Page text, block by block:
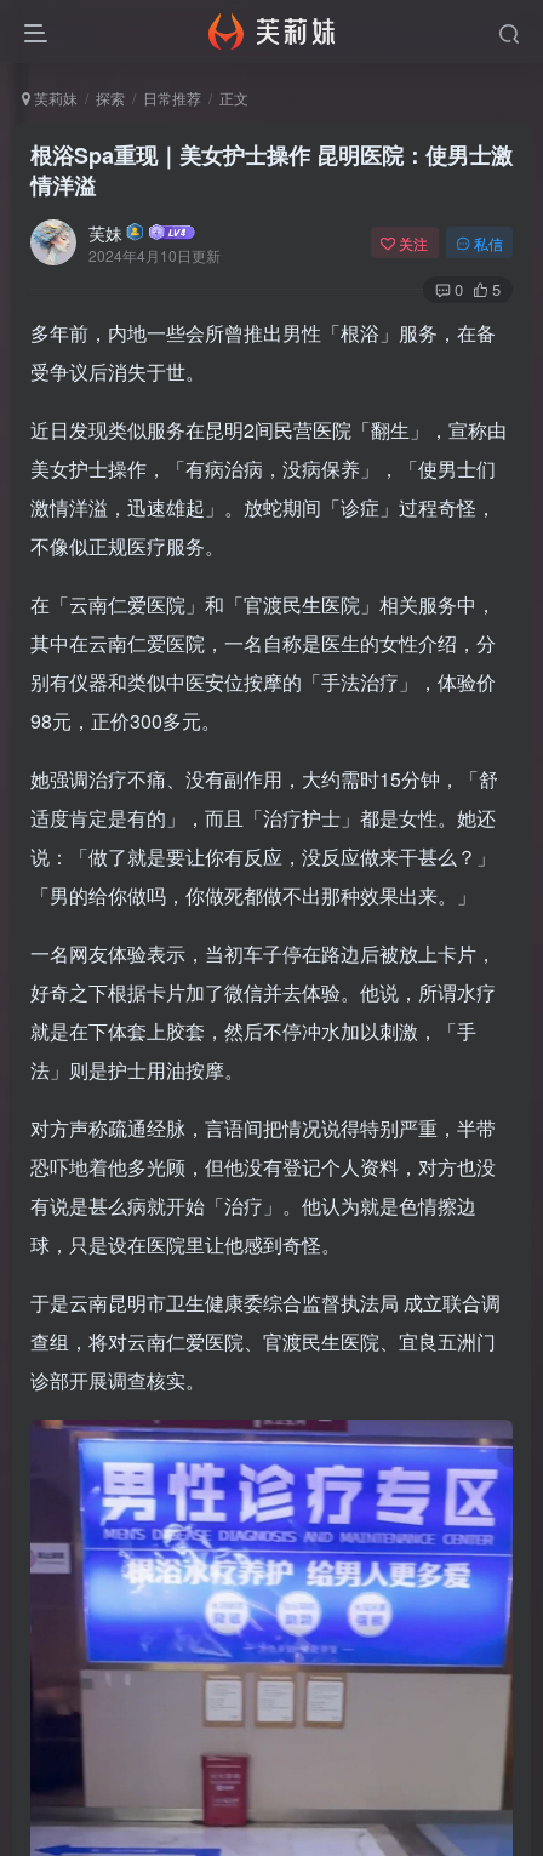
芙莉妹 探索 日常推荐 正文
根浴Spa重现｜美女护士操作 昆明医院：使男士激
情洋溢
芙妹
2024年4月10日更新
关注 私信
0 5
多年前，内地一些会所曾推出男性「根浴」服务，在备
受争议后消失于世。
近日发现类似服务在昆明2间民营医院「翻生」，宣称由
美女护士操作，「有病治病，没病保养」，「使男士们
激情洋溢，迅速雄起」。放蛇期间「诊症」过程奇怪，
不像似正规医疗服务。
在「云南仁爱医院」和「官渡民生医院」相关服务中，
其中在云南仁爱医院，一名自称是医生的女性介绍，分
别有仪器和类似中医安位按摩的「手法治疗」，体验价
98元，正价300多元。
她强调治疗不痛、没有副作用，大约需时15分钟，「舒
适度肯定是有的」，而且「治疗护士」都是女性。她还
说：「做了就是要让你有反应，没反应做来干甚么？」
「男的给你做吗，你做死都做不出那种效果出来。」
一名网友体验表示，当初车子停在路边后被放上卡片，
好奇之下根据卡片加了微信并去体验。他说，所谓水疗
就是在下体套上胶套，然后不停冲水加以刺激，「手
法」则是护士用油按摩。
对方声称疏通经脉，言语间把情况说得特别严重，半带
恐吓地着他多光顾，但他没有登记个人资料，对方也没
有说是甚么病就开始「治疗」。他认为就是色情擦边
球，只是设在医院里让他感到奇怪。
于是云南昆明市卫生健康委综合监督执法局 成立联合调
查组，将对云南仁爱医院、官渡民生医院、宜良五洲门
诊部开展调查核实。